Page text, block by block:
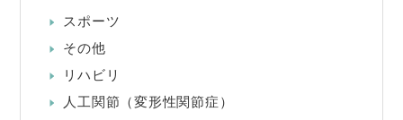
スポーツ
その他
リハビリ
人工関節（変形性関節症）